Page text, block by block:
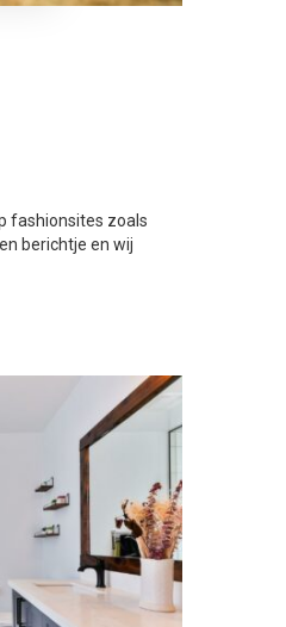
fashionsites zoals
berichtje en wij